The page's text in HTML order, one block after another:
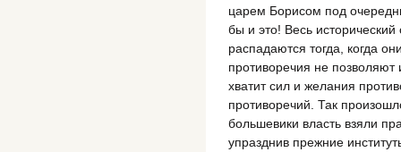
царем Борисом под
бы и это! Весь
распадаются тогда, когда
противоречия не позволяют
хватит сил и желания
противоречий. Так
большевики власть взяли
упразднив прежние